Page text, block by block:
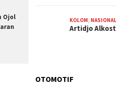
Ojol
KOLOM NASIONAL
Artidjo
OTOMOTIF